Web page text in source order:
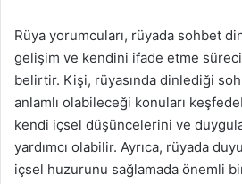
Rüya yorumcuları, rüyada sohbet
gelişim ve kendini ifade etme
belirtir. Kişi, rüyasında dinlediği
anlamlı olabileceği konuları
kendi içsel düşüncelerini ve
yardımcı olabilir. Ayrıca, rüyada
içsel huzurunu sağlamada önemli